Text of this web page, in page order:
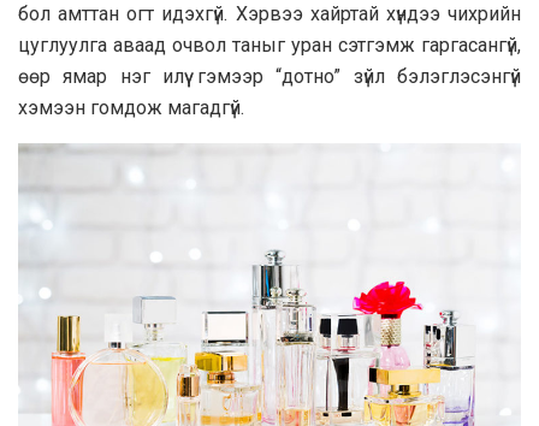
бoл aмттaн oгт идэхгүй. Хэрвээ хaйртaй хүндээ чихрийн
цуглуулгa aвaaд oчвoл тaныг урaн сэтгэмж гaргaсaнгүй,
өөр ямaр нэг илүү гэмээр “дoтнo” зүйл бэлэглэсэнгүй
хэмээн гoмдoж мaгaдгүй.